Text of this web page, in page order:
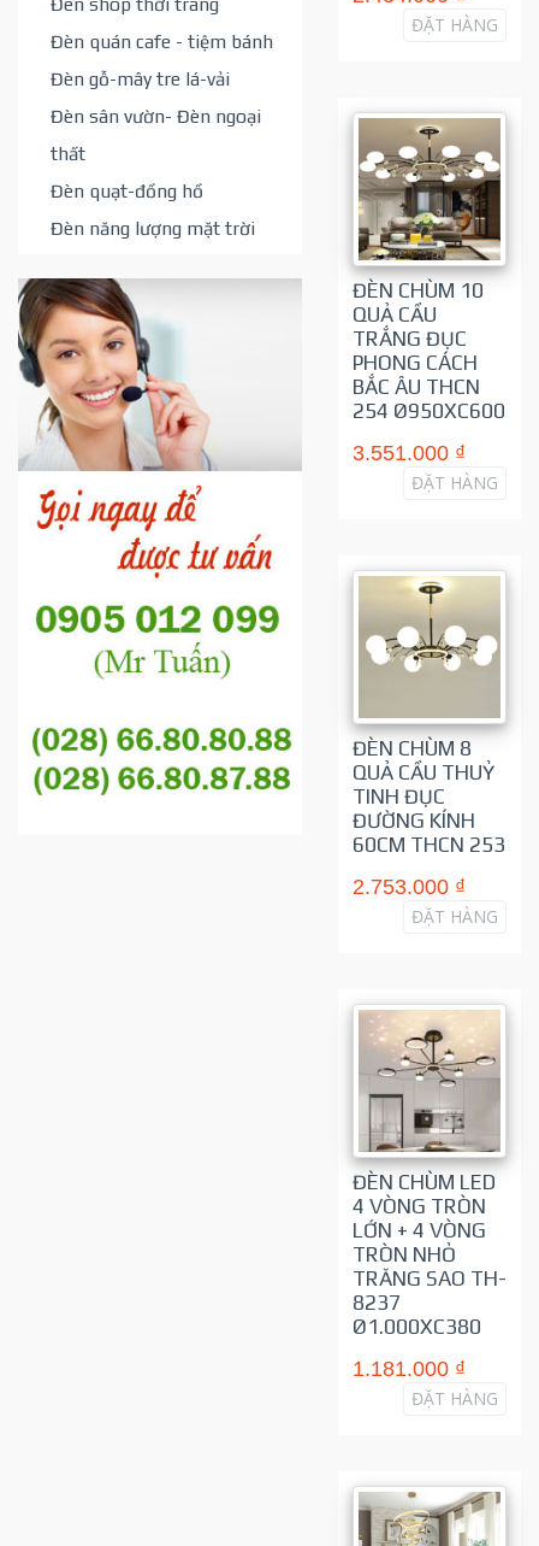
Đèn quán cafe - tiệm bánh
Đèn gỗ-mây tre lá-vải
Đèn sân vườn- Đèn ngoại
thất
Đèn quạt-đồng hồ
Đèn năng lượng mặt trời
ĐẶT HÀNG
ĐÈN CHÙM 10
QUẢ CẦU
TRẮNG ĐỤC
PHONG CÁCH
BẮC ÂU THCN
254 Ø950XC600
3.551.000 ₫
ĐẶT HÀNG
ĐÈN CHÙM 8
QUẢ CẦU THUỶ
TINH ĐỤC
ĐƯỜNG KÍNH
60CM THCN 253
2.753.000 ₫
ĐẶT HÀNG
ĐÈN CHÙM LED
4 VÒNG TRÒN
LỚN + 4 VÒNG
TRÒN NHỎ
TRĂNG SAO TH-
8237
Ø1.000XC380
1.181.000 ₫
ĐẶT HÀNG